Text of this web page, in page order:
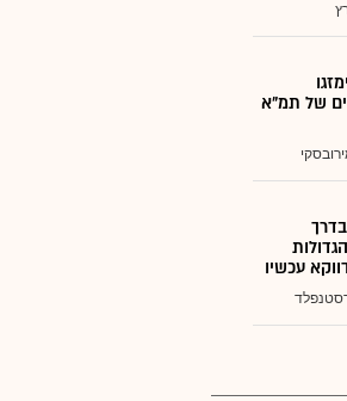
של תמ"א
בדרך
עכשיו